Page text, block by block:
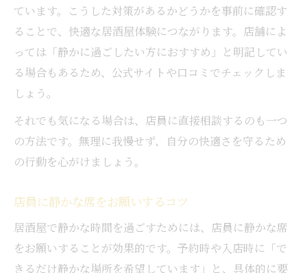
ています。こうした対策があるかどうかを事前に確認す
ることで、快適な居酒屋体験につながります。店舗によ
っては「静かに過ごしたい方におすすめ」と明記してい
る場合もあるため、公式サイトや口コミでチェックしま
しょう。
それでも気になる場合は、店員に直接相談するのも一つ
の方法です。無理に我慢せず、自分の快適さを守るため
の行動を心がけましょう。
店員に静かな席をお願いするコツ
居酒屋で静かな時間を過ごすためには、店員に静かな席
をお願いすることが効果的です。予約時や入店時に「で
きるだけ静かな場所を希望しています」と、具体的に要